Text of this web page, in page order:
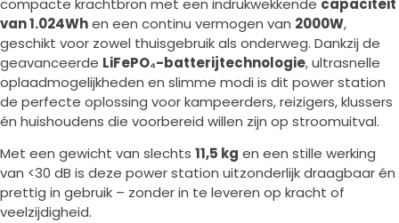
compacte krachtbron met een indrukwekkende capaciteit
van 1.024When een continu vermogen van 2000W,
geschikt voor zowel thuisgebruik als onderweg. Dankzij de
geavanceerde LiFePO₄-batterijtechnologie, ultrasnelle
oplaadmogelijkheden en slimme modi is dit power station
de perfecte oplossing voor kampeerders, reizigers, klussers
én huishoudens die voorbereid willen zijn op stroomuitval.
Met een gewicht van slechts 11,5 kg en een stille werking
van <30 dB is deze power station uitzonderlijk draagbaar én
prettig in gebruik – zonder in te leveren op kracht of
veelzijdigheid.